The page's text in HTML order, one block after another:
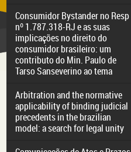
Consumidor Bystander no Resp
nº 1.787.318-RJ e as suas
implicações no direito do
consumidor brasileiro: um
contributo do Min. Paulo de
Tarso Sanseverino ao tema
Arbitration and the normative
applicability of binding judicial
precedents in the brazilian
model: a search for legal unity